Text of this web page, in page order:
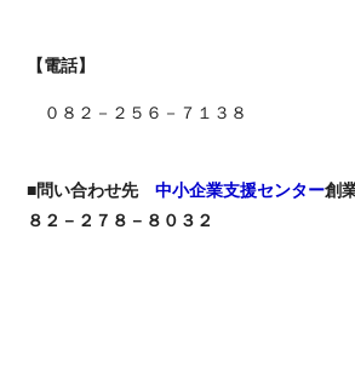
【電話】
０８２－２５６－７１３８
■問い合わせ先中小企業支援センター創
８２－２７８－８０３２